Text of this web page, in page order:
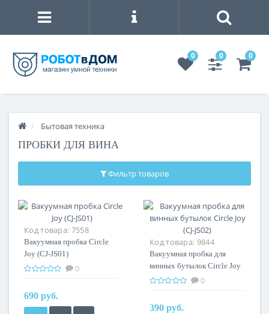
0 0 0
Бытовая техника
ПРОБКИ ДЛЯ ВИНА
Фильтр товаров
Код товара: 7558
Вакуумная пробка Circle
Joy (CJ-JS01)
0
690 руб.
Код товара: 9844
Вакуумная пробка для
винных бутылок Circle Joy
(CJ-JS02)
0
390 руб.